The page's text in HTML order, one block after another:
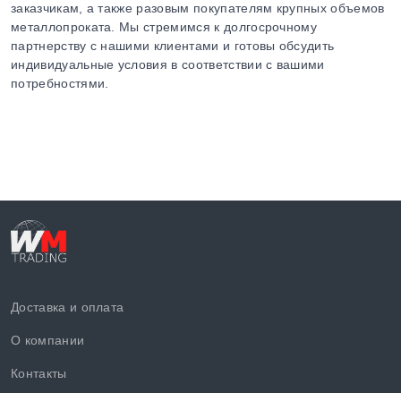
заказчикам, а также разовым покупателям крупных объемов
металлопроката. Мы стремимся к долгосрочному
партнерству с нашими клиентами и готовы обсудить
индивидуальные условия в соответствии с вашими
потребностями.
Доставка и оплата
О компании
Контакты